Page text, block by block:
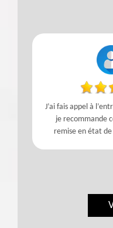
J’ai fais appel à
je recommande
remise en état